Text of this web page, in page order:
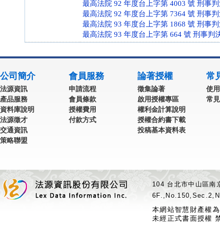
最高法院 92 年度台上字第 4003 號 刑事
最高法院 92 年度台上字第 7364 號 刑事
最高法院 93 年度台上字第 1868 號 刑事
最高法院 93 年度台上字第 664 號 刑事判
公司簡介
法源資訊
產品服務
資料庫說明
法源徵才
交通資訊
策略聯盟
會員服務
申請流程
會員條款
授權費用
付款方式
論著授權
徵集論著
啟用授權專區
權利金計算說明
授權合約書下載
投稿基本資料表
常
使
常
104 台北市中山區
本網站智慧財產權
未經正式書面授權